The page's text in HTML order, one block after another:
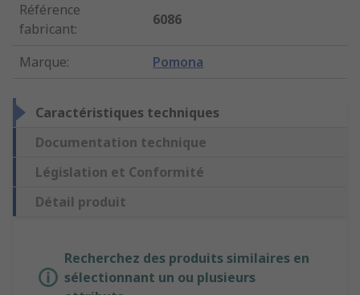
Référence
fabricant:
6086
Marque: Pomona
Caractéristiques techniques
Documentation technique
Législation et Conformité
Détail produit
Recherchez des produits similaires en
sélectionnant un ou plusieurs